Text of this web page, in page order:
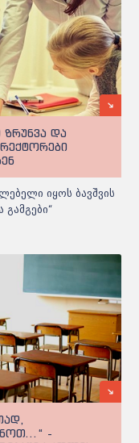
ზრუნვა და
იყოს ბავშვის
-